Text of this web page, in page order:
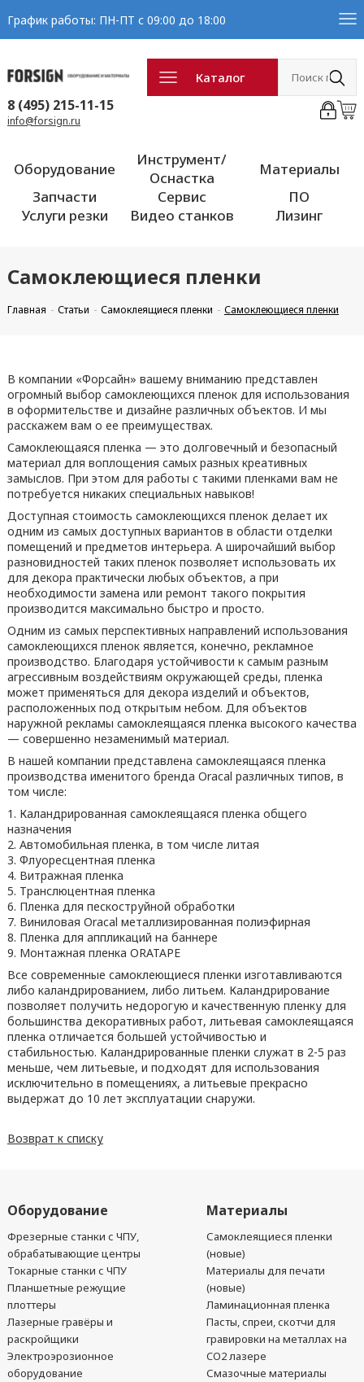
График работы: ПН-ПТ с 09:00 до 18:00
Каталог
8 (495) 215-11-15
info@forsign.ru
Оборудование
Инструмент/
Оснастка
Материалы
Запчасти
Сервис
ПО
Услуги резки
Видео станков Лизинг
Самоклеющиеся пленки
Главная Статьи Самоклеящиеся пленки Самоклеющиеся пленки
В компании «Форсайн» вашему вниманию представлен
огромный выбор самоклеющихся пленок для использования
в оформительстве и дизайне различных объектов. И мы
расскажем вам о ее преимуществах.
Самоклеющаяся пленка — это долговечный и безопасный
материал для воплощения самых разных креативных
замыслов. При этом для работы с такими пленками вам не
потребуется никаких специальных навыков!
Доступная стоимость самоклеющихся пленок делает их
одним из самых доступных вариантов в области отделки
помещений и предметов интерьера. А широчайший выбор
разновидностей таких пленок позволяет использовать их
для декора практически любых объектов, а при
необходимости замена или ремонт такого покрытия
производится максимально быстро и просто.
Одним из самых перспективных направлений использования
самоклеющихся пленок является, конечно, рекламное
производство. Благодаря устойчивости к самым разным
агрессивным воздействиям окружающей среды, пленка
может применяться для декора изделий и объектов,
расположенных под открытым небом. Для объектов
наружной рекламы самоклеящаяся пленка высокого качества
— совершенно незаменимый материал.
В нашей компании представлена самоклеящаяся пленка
производства именитого бренда Oracal различных типов, в
том числе:
1. Каландрированная самоклеящаяся пленка общего
назначения
2. Автомобильная пленка, в том числе литая
3. Флуоресцентная пленка
4. Витражная пленка
5. Транслюцентная пленка
6. Пленка для пескоструйной обработки
7. Виниловая Oracal металлизированная полиэфирная
8. Пленка для аппликаций на баннере
9. Монтажная пленка ORATAPE
Все современные самоклеющиеся пленки изготавливаются
либо каландрированием, либо литьем. Каландрирование
позволяет получить недорогую и качественную пленку для
большинства декоративных работ, литьевая самоклеящаяся
пленка отличается большей устойчивостью и
стабильностью. Каландрированные пленки служат в 2-5 раз
меньше, чем литьевые, и подходят для использования
исключительно в помещениях, а литьевые прекрасно
выдержат до 10 лет эксплуатации снаружи.
Возврат к списку
Оборудование
Фрезерные станки с ЧПУ,
обрабатывающие центры
Токарные станки с ЧПУ
Планшетные режущие
плоттеры
Лазерные гравёры и
раскройщики
Электроэрозионное
оборудование
Материалы
Самоклеящиеся пленки
(новые)
Материалы для печати
(новые)
Ламинационная пленка
Пасты, спреи, скотчи для
гравировки на металлах на
CO2 лазере
Смазочные материалы